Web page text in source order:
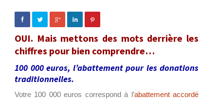
OUI. Mais mettons des mots derrière les
chiffres pour bien comprendre…
100 000 euros, l’abattement pour les donations
traditionnelles.
Votre 100 000 euros correspond à l’abattement accordé